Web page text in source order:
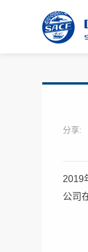
分享:
2019
公司